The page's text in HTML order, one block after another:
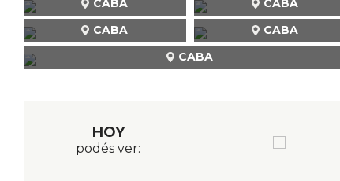
CABA CABA
CABA
CABA
CABA
HOY
podés ver: